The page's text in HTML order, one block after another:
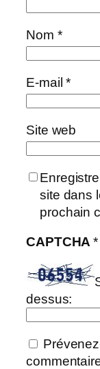
Nom *
E-mail*
Site web
site dans
prochain
CAPTCHA*
dessus: